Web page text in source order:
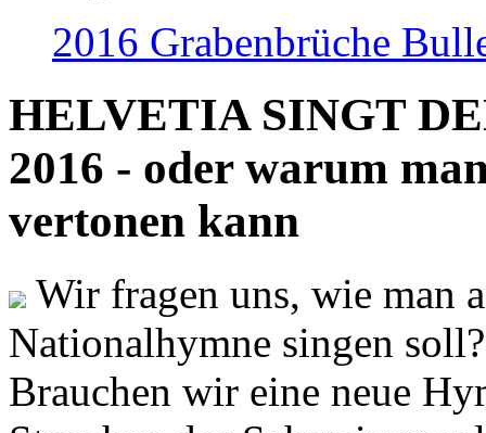
2016 Grabenbrüche
HELVETIA SINGT
2016 - oder warum
vertonen kann
Wir fragen uns, wie man
Nationalhymne singen
Brauchen wir eine neue